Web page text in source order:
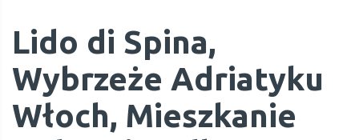
Lido di Spina,
Wybrzeże Adriatyku
Włoch, Mieszkanie